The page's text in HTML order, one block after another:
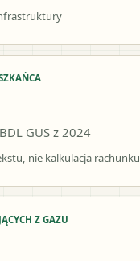
GUS z 2024
nie kalkulacja rachunku
Z GAZU